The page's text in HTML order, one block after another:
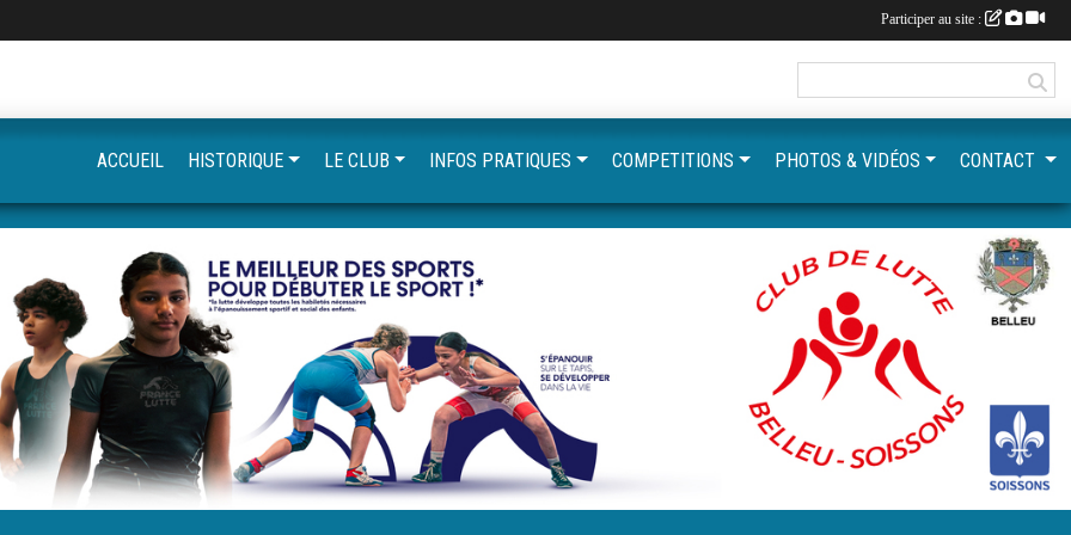
ACCUEIL HISTORIQUE LE CLUB INFOS PRATIQUES COMPETITIONS PHOTOS & VIDÉOS CONTACT
Participer au site :